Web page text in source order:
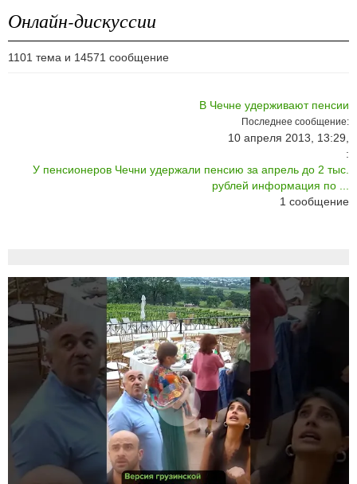
Онлайн-дискуссии
1101 тема и 14571 сообщение
В Чечне удерживают пенсии
Последнее сообщение:
10 апреля 2013, 13:29,
:
У пенсионеров Чечни удержали пенсию за апрель до 2 тыс.
рублей информация по ...
1 сообщение